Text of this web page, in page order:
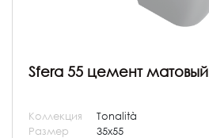
Sfera 55 цемент матовый
Коллекция
Tonalità
Размер
35x55